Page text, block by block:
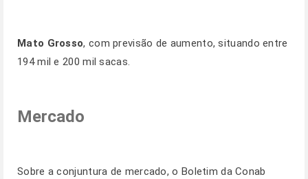
Mato Grosso, com previsão de aumento, situando entre
194 mil e 200 mil sacas.
Mercado
Sobre a conjuntura de mercado, o Boletim da Conab